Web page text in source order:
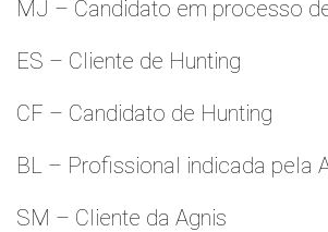
MJ – Candidato em processo
ES – Cliente de Hunting
CF – Candidato de Hunting
BL – Profissional indicada pela
SM – Cliente da Agnis